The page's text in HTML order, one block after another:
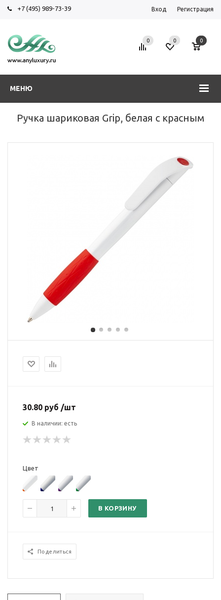
+7 (495) 989-73-39 Вход Регистрация
МЕНЮ
0 0 0
Ручка шариковая Grip, белая с красным
30.80 руб /шт
В наличии: есть
Цвет
В КОРЗИНУ
Поделиться